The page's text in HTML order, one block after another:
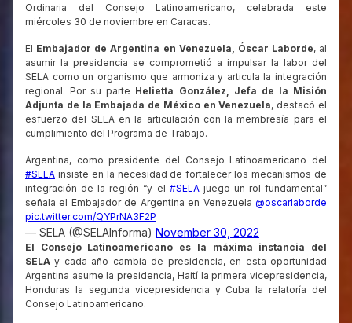
Ordinaria del Consejo Latinoamericano, celebrada este
miércoles 30 de noviembre en Caracas.
El Embajador de Argentina en Venezuela, Óscar Laborde, al
asumir la presidencia se comprometió a impulsar la labor del
SELA como un organismo que armoniza y articula la integración
regional. Por su parte Helietta González, Jefa de la Misión
Adjunta de la Embajada de México en Venezuela, destacó el
esfuerzo del SELA en la articulación con la membresía para el
cumplimiento del Programa de Trabajo.
Argentina, como presidente del Consejo Latinoamericano del
#SELA insiste en la necesidad de fortalecer los mecanismos de
integración de la región “y el #SELAjuego un rol fundamental”
señala el Embajador de Argentina en Venezuela @oscarlaborde
pic.twitter.com/QYPrNA3F2P
— SELA (@SELAInforma) November 30, 2022
El Consejo Latinoamericano es la máxima instancia del
SELA y cada año cambia de presidencia, en esta oportunidad
Argentina asume la presidencia, Haití la primera vicepresidencia,
Honduras la segunda vicepresidencia y Cuba la relatoría del
Consejo Latinoamericano.